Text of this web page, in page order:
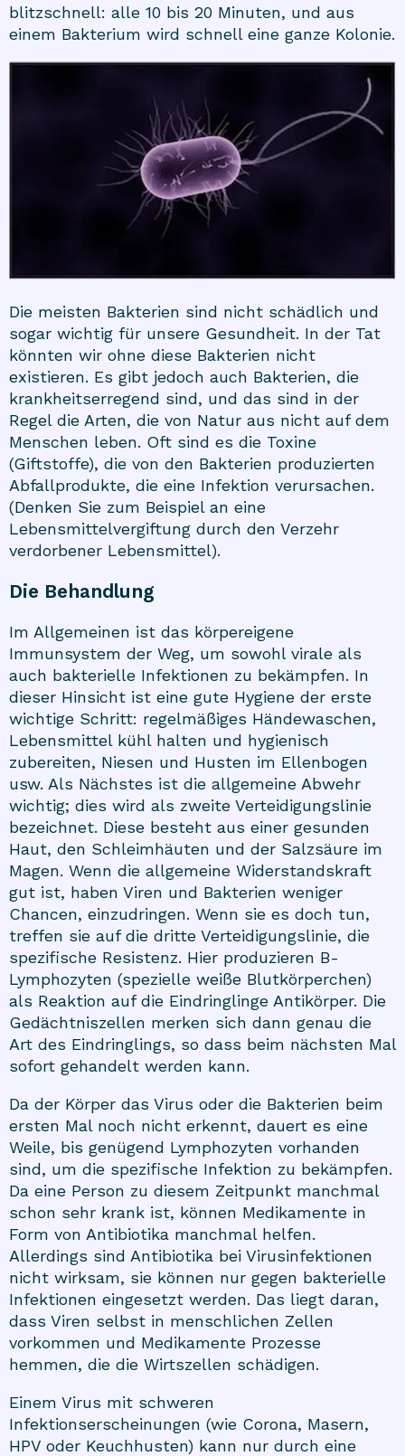
blitzschnell: alle 10 bis 20 Minuten, und aus
einem Bakterium wird schnell eine ganze Kolonie.
Die meisten Bakterien sind nicht schädlich und
sogar wichtig für unsere Gesundheit. In der Tat
könnten wir ohne diese Bakterien nicht
existieren. Es gibt jedoch auch Bakterien, die
krankheitserregend sind, und das sind in der
Regel die Arten, die von Natur aus nicht auf dem
Menschen leben. Oft sind es die Toxine
(Giftstoffe), die von den Bakterien produzierten
Abfallprodukte, die eine Infektion verursachen.
(Denken Sie zum Beispiel an eine
Lebensmittelvergiftung durch den Verzehr
verdorbener Lebensmittel).
Die Behandlung
Im Allgemeinen ist das körpereigene
Immunsystem der Weg, um sowohl virale als
auch bakterielle Infektionen zu bekämpfen. In
dieser Hinsicht ist eine gute Hygiene der erste
wichtige Schritt: regelmäßiges Händewaschen,
Lebensmittel kühl halten und hygienisch
zubereiten, Niesen und Husten im Ellenbogen
usw. Als Nächstes ist die allgemeine Abwehr
wichtig; dies wird als zweite Verteidigungslinie
bezeichnet. Diese besteht aus einer gesunden
Haut, den Schleimhäuten und der Salzsäure im
Magen. Wenn die allgemeine Widerstandskraft
gut ist, haben Viren und Bakterien weniger
Chancen, einzudringen. Wenn sie es doch tun,
treffen sie auf die dritte Verteidigungslinie, die
spezifische Resistenz. Hier produzieren B-
Lymphozyten (spezielle weiße Blutkörperchen)
als Reaktion auf die Eindringlinge Antikörper. Die
Gedächtniszellen merken sich dann genau die
Art des Eindringlings, so dass beim nächsten Mal
sofort gehandelt werden kann.
Da der Körper das Virus oder die Bakterien beim
ersten Mal noch nicht erkennt, dauert es eine
Weile, bis genügend Lymphozyten vorhanden
sind, um die spezifische Infektion zu bekämpfen.
Da eine Person zu diesem Zeitpunkt manchmal
schon sehr krank ist, können Medikamente in
Form von Antibiotika manchmal helfen.
Allerdings sind Antibiotika bei Virusinfektionen
nicht wirksam, sie können nur gegen bakterielle
Infektionen eingesetzt werden. Das liegt daran,
dass Viren selbst in menschlichen Zellen
vorkommen und Medikamente Prozesse
hemmen, die die Wirtszellen schädigen.
Einem Virus mit schweren
Infektionserscheinungen (wie Corona, Masern,
HPV oder Keuchhusten) kann nur durch eine